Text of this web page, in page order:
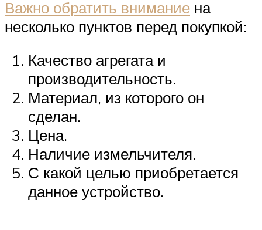
Важно обратить внимание на
несколько пунктов перед покупкой:
Качество агрегата и
производительность.
Материал, из которого он
сделан.
Цена.
Наличие измельчителя.
С какой целью приобретается
данное устройство.